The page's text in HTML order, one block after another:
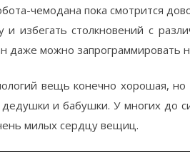
чемодана пока смотрится
и избегать столкновений с
даже можно запрограммировать
вещь конечно хорошая,
и бабушки. У многих до
милых сердцу вещиц.